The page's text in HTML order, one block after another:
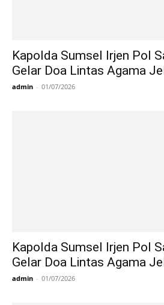
Kapolda Sumsel Irjen Pol
Gelar Doa Lintas Agama
admin - 01/07/2026
Kapolda Sumsel Irjen Pol
Gelar Doa Lintas Agama
admin - 01/07/2026